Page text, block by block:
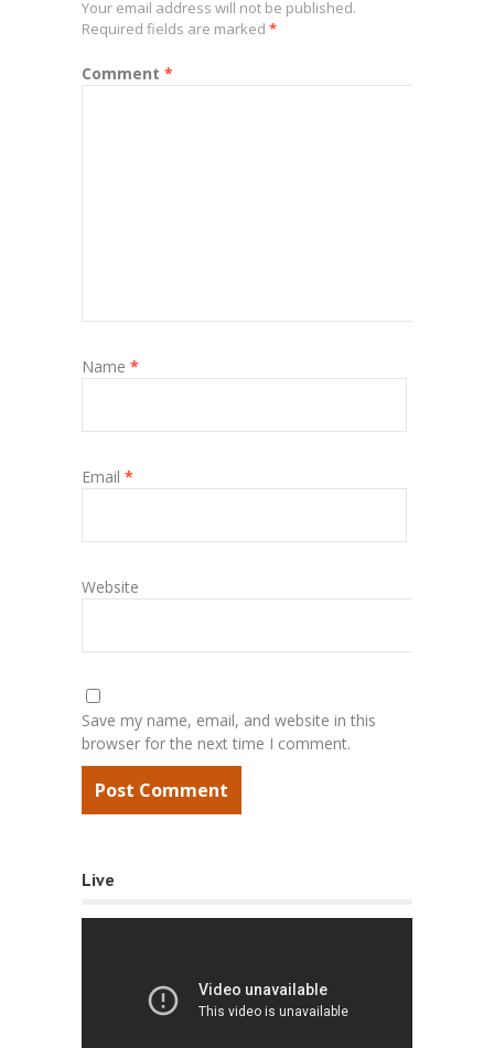
Your email address will not be published.
Required fields are marked *
Comment *
Name *
Email *
Website
Save my name, email, and website in this
browser for the next time I comment.
Live